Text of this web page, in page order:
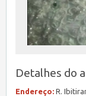
Detalhes do
Endereço: R.